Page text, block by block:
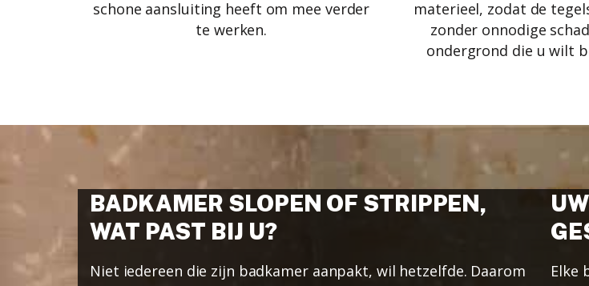
schone aansluiting heeft om mee verder
te werken.
materieel, zodat de
zonder onnodige
ondergrond die u wilt
BADKAMER SLOPEN OF STRIPPEN,
WAT PAST BIJ U?
Niet iedereen die zijn badkamer aanpakt, wil hetzelfde. Daarom
Elke